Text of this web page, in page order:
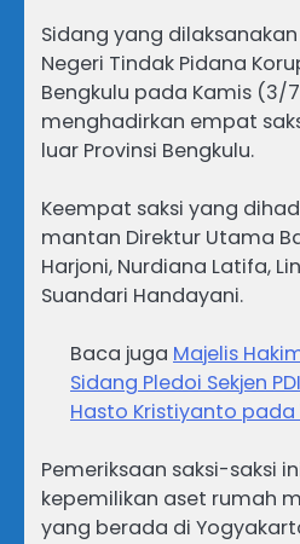
Sidang yang
Negeri Tindak Pidana
Bengkulu pada Kamis (3/
menghadirkan empat
luar Provinsi Bengkulu.
Keempat saksi yang
mantan Direktur Utama
Harjoni, Nurdiana Latifa,
Suandari Handayani.
Baca juga Majelis
Sidang Pledoi Sekjen
Hasto Kristiyanto pada
Pemeriksaan saksi-saksi
kepemilikan aset rumah
yang berada di